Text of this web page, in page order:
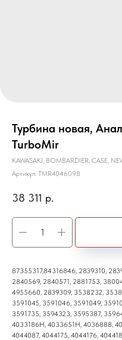
Турбина новая,
TurboMir
KAWASAKI, BOMBARDIER, CASE,
Артикул: TMR4046098
38 311 р.
87355317,84316846, 2839310,
2840569, 2840571, 2881753,
4955660, 2839309, 3538232,
3591045, 3591046, 3591049,
3591735, 3594323, 3595387,
4033186H, 4033651H, 4036888,
4044087, 4044175, 4044176,